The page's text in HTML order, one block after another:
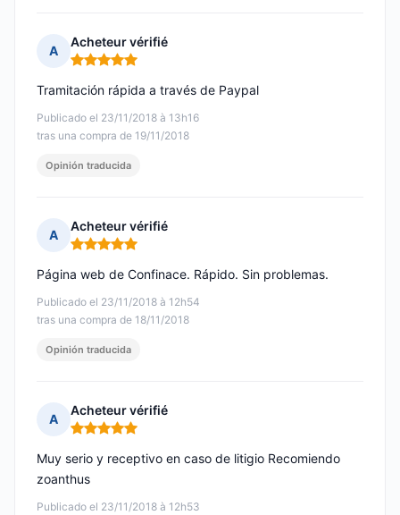
A
Acheteur vérifié
Nota: 5 de 5
Publicado el 23/11/2018 à 13h16
tras una compra de 19/11/2018
Tramitación rápida a través de Paypal
Opinión traducida
A
Acheteur vérifié
Nota: 5 de 5
Publicado el 23/11/2018 à 12h54
tras una compra de 18/11/2018
Página web de Confinace. Rápido. Sin problemas.
Opinión traducida
A
Acheteur vérifié
Nota: 5 de 5
Publicado el 23/11/2018 à 12h53
Muy serio y receptivo en caso de litigio Recomiendo
zoanthus